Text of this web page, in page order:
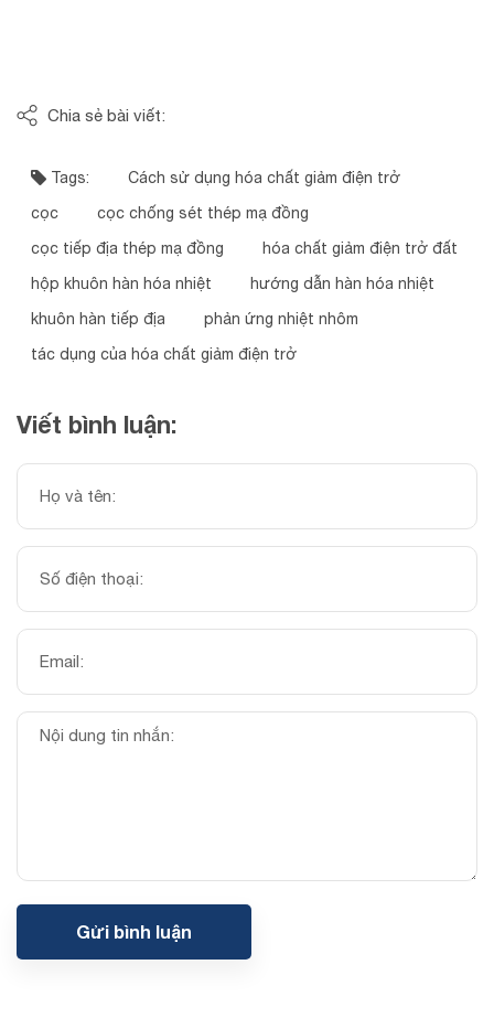
Chia sẻ bài viết:
Tags:
Cách sử dụng hóa chất giảm điện trở
cọc
cọc chống sét thép mạ đồng
cọc tiếp địa thép mạ đồng
hóa chất giảm điện trở đất
hộp khuôn hàn hóa nhiệt
hướng dẫn hàn hóa nhiệt
khuôn hàn tiếp địa
phản ứng nhiệt nhôm
tác dụng của hóa chất giảm điện trở
Viết bình luận:
Gửi bình luận